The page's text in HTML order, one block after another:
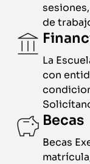
de
La
con
Becas
Becas